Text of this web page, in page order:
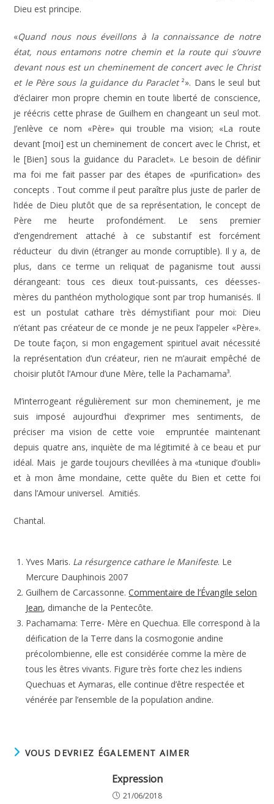
Dieu est principe.
«Quand nous nous éveillons à la connaissance de notre
état, nous entamons notre chemin et la route qui s’ouvre
devant nous est un cheminement de concert avec le Christ
et le Père sous la guidance du Paraclet²». Dans le seul but
d’éclairer mon propre chemin en toute liberté de conscience,
je réécris cette phrase de Guilhem en changeant un seul mot.
J’enlève ce nom «Père» qui trouble ma vision; «La route
devant [moi] est un cheminement de concert avec le Christ, et
le [Bien] sous la guidance du Paraclet». Le besoin de définir
ma foi me fait passer par des étapes de «purification» des
concepts . Tout comme il peut paraître plus juste de parler de
l’idée de Dieu plutôt que de sa représentation, le concept de
Père me heurte profondément. Le sens premier
d’engendrement attaché à ce substantif est forcément
réducteur du divin (étranger au monde corruptible). Il y a, de
plus, dans ce terme un reliquat de paganisme tout aussi
dérangeant: tous ces dieux tout-puissants, ces déesses-
mères du panthéon mythologique sont par trop humanisés. Il
est un postulat cathare très démystifiant pour moi: Dieu
n’étant pas créateur de ce monde je ne peux l’appeler «Père».
De toute façon, si mon engagement spirituel avait nécessité
la représentation d’un créateur, rien ne m’aurait empêché de
choisir plutôt l’Amour d’une Mère, telle la Pachamama³.
M’interrogeant régulièrement sur mon cheminement, je me
suis imposé aujourd’hui d’exprimer mes sentiments, de
préciser ma vision de cette voie empruntée maintenant
depuis quatre ans, inquiète de ma légitimité à ce beau et pur
idéal. Mais je garde toujours chevillées à ma «tunique d’oubli»
et à mon âme mondaine, cette quête du Bien et cette foi
dans l’Amour universel. Amitiés.
Chantal.
Yves Maris. La résurgence cathare le Manifeste. Le
Mercure Dauphinois 2007
Guilhem de Carcassonne.Commentaire de l’Évangile selon
Jean, dimanche de la Pentecôte.
Pachamama: Terre- Mère en Quechua. Elle correspond à la
déification de la Terre dans la cosmogonie andine
précolombienne, elle est considérée comme la mère de
tous les êtres vivants. Figure très forte chez les indiens
Quechuas et Aymaras, elle continue d’être respectée et
vénérée par l’ensemble de la population andine.
VOUS DEVRIEZ ÉGALEMENT AIMER
Expression
21/06/2018